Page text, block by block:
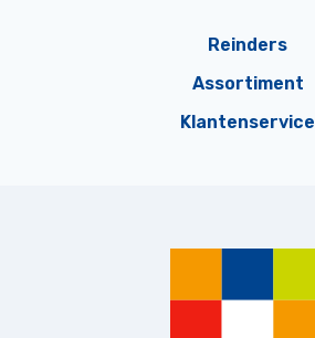
Reinders
Assortiment
Klantenservice